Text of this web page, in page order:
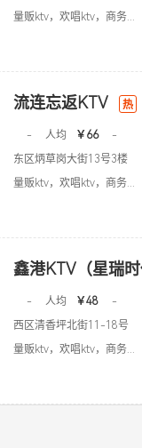
量贩ktv，欢唱ktv，商务...
流连忘返KTV 热
- 人均 ￥66
-
东区炳草岗大街13号3楼
量贩ktv，欢唱ktv，商务...
鑫港KTV（星瑞
- 人均 ￥48
-
西区清香坪北街11-18号
量贩ktv，欢唱ktv，商务...